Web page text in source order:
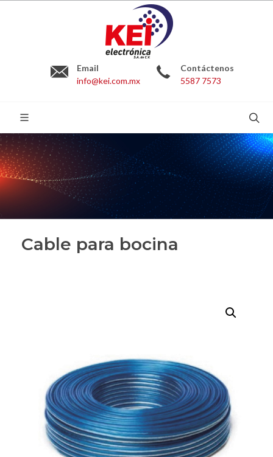
Email
info@kei.com.mx
Contáctenos
5587 7573
Cable para bocina